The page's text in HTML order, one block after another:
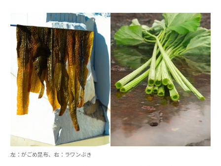
左：がごめ昆布、右：ラワンぶき